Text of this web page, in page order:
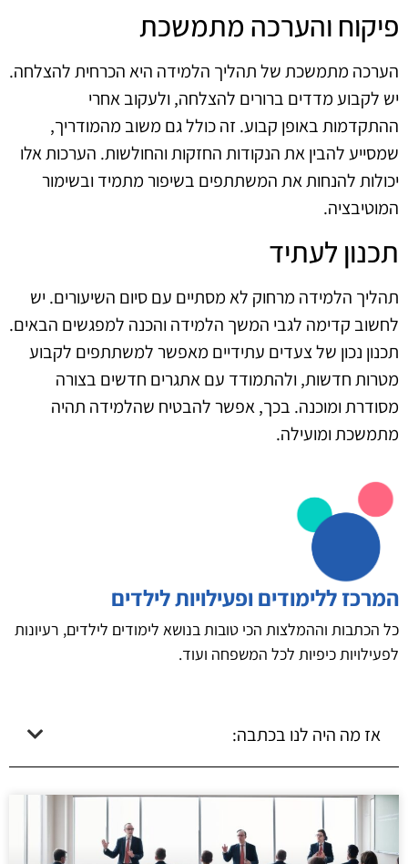
פיקוח והערכה מתמשכת
הערכה מתמשכת של תהליך הלמידה היא הכרחית להצלחה.
יש לקבוע מדדים ברורים להצלחה, ולעקוב אחרי
ההתקדמות באופן קבוע. זה כולל גם משוב מהמודריך,
שמסייע להבין את הנקודות החזקות והחולשות. הערכות אלו
יכולות להנחות את המשתתפים בשיפור מתמיד ובשימור
המוטיבציה.
תכנון לעתיד
תהליך הלמידה מרחוק לא מסתיים עם סיום השיעורים. יש
לחשוב קדימה לגבי המשך הלמידה והכנה למפגשים הבאים.
תכנון נכון של צעדים עתידיים מאפשר למשתתפים לקבוע
מטרות חדשות, ולהתמודד עם אתגרים חדשים בצורה
מסודרת ומוכנה. בכך, אפשר להבטיח שהלמידה תהיה
מתמשכת ומועילה.
המרכז ללימודים ופעילויות לילדים
כל הכתבות וההמלצות הכי טובות בנושא לימודים לילדים, רעיונות
לפעילויות כיפיות לכל המשפחה ועוד.
אז מה היה לנו בכתבה: